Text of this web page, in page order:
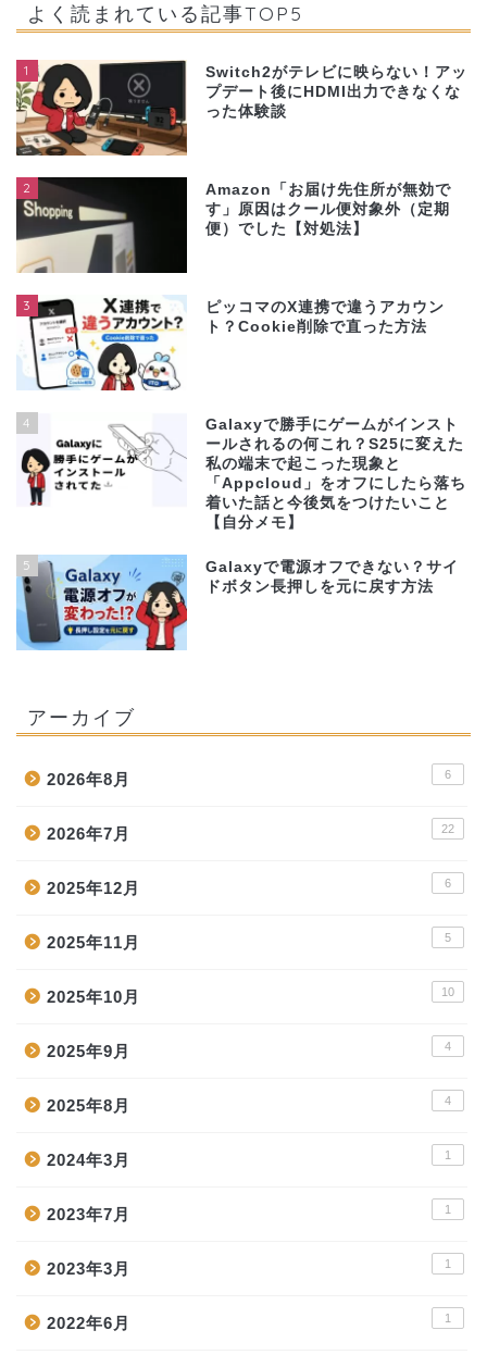
よく読まれている記事TOP5
1
Switch2がテレビに映らない！アッ
プデート後にHDMI出力できなくな
った体験談
2
Amazon「お届け先住所が無効で
す」原因はクール便対象外（定期
便）でした【対処法】
3
ピッコマのX連携で違うアカウン
ト？Cookie削除で直った方法
4
Galaxyで勝手にゲームがインスト
ールされるの何これ？S25に変えた
私の端末で起こった現象と
「Appcloud」をオフにしたら落ち
着いた話と今後気をつけたいこと
【自分メモ】
5
Galaxyで電源オフできない？サイ
ドボタン長押しを元に戻す方法
アーカイブ
2026年8月 6
2026年7月 22
2025年12月 6
2025年11月 5
2025年10月 10
2025年9月 4
2025年8月 4
2024年3月 1
2023年7月 1
2023年3月 1
2022年6月 1